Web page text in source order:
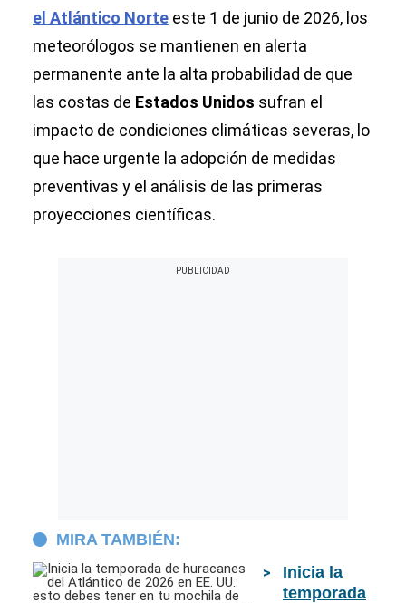
el Atlántico Norte este 1 de junio de 2026, los
meteorólogos se mantienen en alerta
permanente ante la alta probabilidad de que
las costas de Estados Unidos sufran el
impacto de condiciones climáticas severas, lo
que hace urgente la adopción de medidas
preventivas y el análisis de las primeras
proyecciones científicas.
MIRA TAMBIÉN:
Inicia la
temporada